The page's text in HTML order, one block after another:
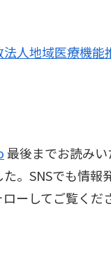
人地域医療機能
最後までお読み
。SNSでも情報
ーしてご覧くだ